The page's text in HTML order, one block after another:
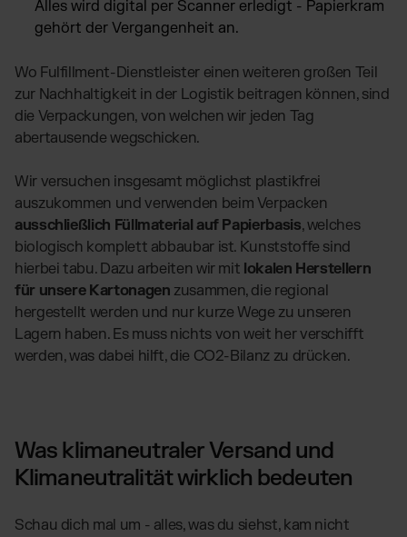
Alles wird digital per Scanner erledigt - Papierkram
gehört der Vergangenheit an.
Wo Fulfillment-Dienstleister einen weiteren großen Teil
zur Nachhaltigkeit in der Logistik beitragen können, sind
die Verpackungen, von welchen wir jeden Tag
abertausende wegschicken.
Wir versuchen insgesamt möglichst plastikfrei
auszukommen und verwenden beim Verpacken
ausschließlich Füllmaterial auf Papierbasis, welches
biologisch komplett abbaubar ist. Kunststoffe sind
hierbei tabu. Dazu arbeiten wir mit lokalen Herstellern
für unsere Kartonagen zusammen, die regional
hergestellt werden und nur kurze Wege zu unseren
Lagern haben. Es muss nichts von weit her verschifft
werden, was dabei hilft, die CO2-Bilanz zu drücken.
Was klimaneutraler Versand und
Klimaneutralität wirklich bedeuten
Schau dich mal um - alles, was du siehst, kam nicht